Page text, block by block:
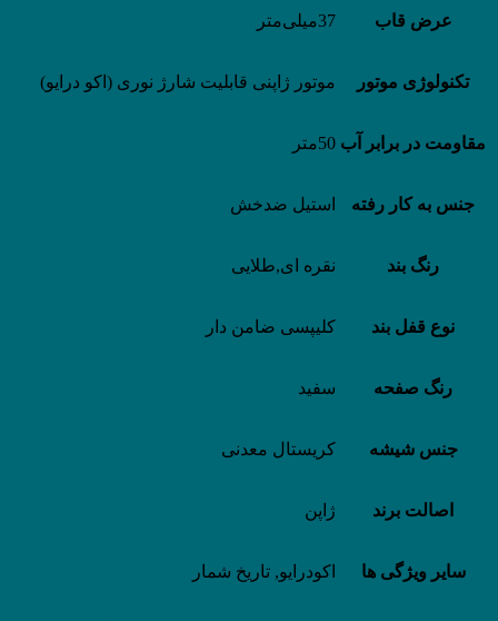
عرض قاب 37میلی‌متر
تکنولوژی موتور موتور ژاپنی قابلیت شارژ نوری (اکو درایو)
مقاومت در برابر آب 50متر
جنس به کار رفته استیل ضدخش
رنگ بند نقره ای,طلایی
نوع قفل بند کلیپسی ضامن دار
رنگ صفحه سفید
جنس شیشه کریستال معدنی
اصالت برند ژاپن
سایر ویژگی ها اکودرایو, تاریخ شمار